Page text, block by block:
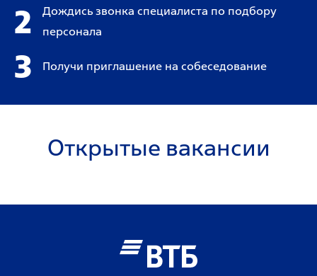
2
Дождись звонка специалиста по подбору
персонала
3 Получи приглашение на собеседование
Открытые вакансии